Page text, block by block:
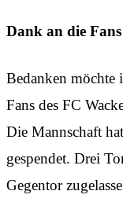
Dank an die Fans
Bedanken möchte
Fans des FC
Die Mannschaft
gespendet. Drei
Gegentor